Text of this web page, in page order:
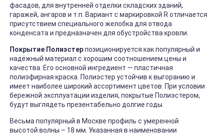
фасадов, для внутренней отделки складских зданий,
гаражей, ангаров и т.п. Вариант с маркировкой R отличается
присутствием специального желобка для отвода
конденсата и предназначен для обустройства кровли.
Покрытие Полиэстерпозиционируется как популярный и
надёжный материал с хорошим соотношением цены и
качества. Его основной ингредиент — пластичная
полиэфирная краска. Полиэстер устойчив к выгоранию и
имеет наиболее широкий ассортимент цветов. При условии
бережной эксплуатации изделия, покрытые Полиэстером,
будут выглядеть презентабельно долгие годы.
Весьма популярный в Москве профиль с умеренной
высотой волны – 18 мм. Указанная в наименовании